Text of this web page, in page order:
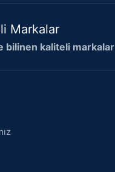
Markalar
bilinen kaliteli markalar